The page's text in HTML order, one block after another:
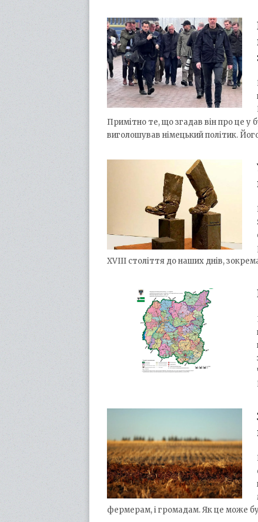
Примітно те, що згадав він про це у
виголошував німецький політик.
XVIII століття до наших днів,
фермерам, і громадам. Як це може